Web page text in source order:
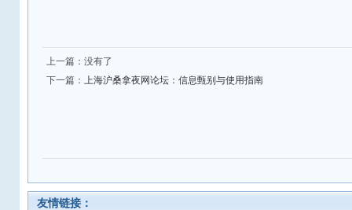
上一篇：没有了
下一篇： 上海沪桑拿夜网论坛：信息甄别与使用指南
友情链接：